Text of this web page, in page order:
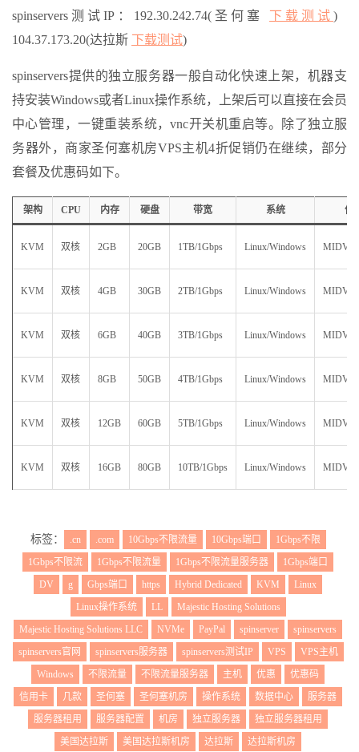
spinservers测试IP：192.30.242.74(圣何塞 下载测试 )
104.37.173.20(达拉斯 下载测试)
spinservers提供的独立服务器一般自动化快速上架，机器支
持安装Windows或者Linux操作系统，上架后可以直接在会员
中心管理，一键重装系统，vnc开关机重启等。除了独立服
务器外，商家圣何塞机房VPS主机4折促销仍在继续，部分
套餐及优惠码如下。
架构 CPU 内存 硬盘 带宽 系统 优
KVM 双核 2GB 20GB 1TB/1Gbps Linux/Windows
KVM 双核 4GB 30GB 2TB/1Gbps Linux/Windows
KVM 双核 6GB 40GB 3TB/1Gbps Linux/Windows
KVM 双核 8GB 50GB 4TB/1Gbps Linux/Windows
KVM 双核 12GB 60GB 5TB/1Gbps Linux/Windows
KVM 双核 16GB 80GB 10TB/1Gbps Linux/Windows
标签： .cn .com 10Gbps不限流量 10Gbps端口
1Gbps不限
1Gbps不限流
1Gbps不限流量 1Gbps不限流量服务器
1Gbps端口
DV
g Gbps端口 https Hybrid Dedicated KVM
Linux
Linux操作系统
LL
Majestic Hosting Solutions
Majestic Hosting Solutions LLC
NVMe PayPal spinserver
spinservers
spinservers官网
spinservers服务器 spinservers测试IP VPS
VPS主机
Windows
不限流量 不限流量服务器 主机 优惠
优惠码
信用卡
几款 圣何塞 圣何塞机房 操作系统 数据中心
服务器
服务器租用
服务器配置 机房 独立服务器
独立服务器租用
美国达拉斯
美国达拉斯机房 达拉斯 达拉斯机房